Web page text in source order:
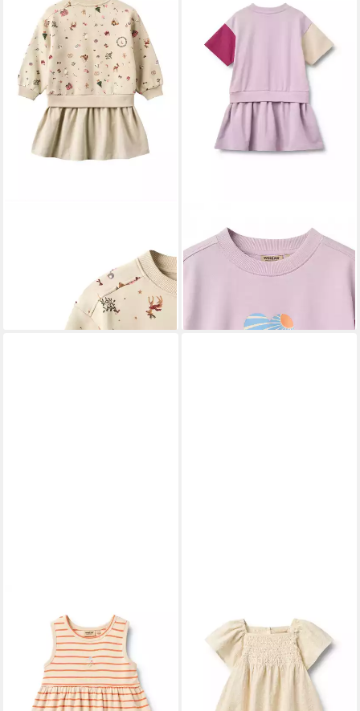
Dress L/S Maggie (1-tlg)
69,95 €
lieferbar - in 2-3 Werktagen bei dir
A-Linien-Kleid WHEAT Sweat
Dress S/S Mey (1-tlg)